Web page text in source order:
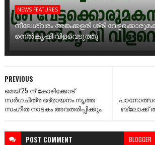
NEWS FEATURES
നീലേശ്വരം അങ്കക്കളരി ശ്രീ
നെൽകൃഷി വിളവെടുത്തു
ബ്ലോക്ക്
PREVIOUS
മെയ് 25 ന് കോഴിക്കോട്
സർഗചിത്ര ഭദ്രായനം നൃത്ത
സംഗീത നാടകം അവതരിപ്പിക്കും.
POST COMMENT BLOGGER